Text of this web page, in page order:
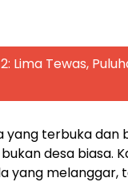
Lima Tewas,
yang terbuka
desa biasa.
yang melanggar,